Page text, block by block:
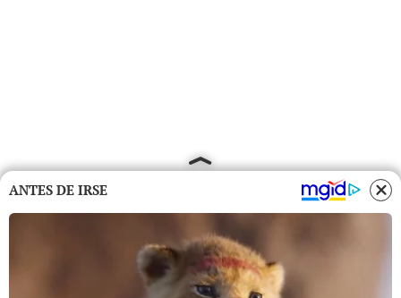
ANTES DE IRSE